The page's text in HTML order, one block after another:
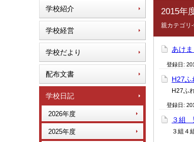
学校紹介
学校経営
学校だより
配布文書
学校日記
2026年度
2025年度
2015年
親カテゴリ
あけ
登録日:
H27ふ
H27ふ
登録日:
３組
３組４